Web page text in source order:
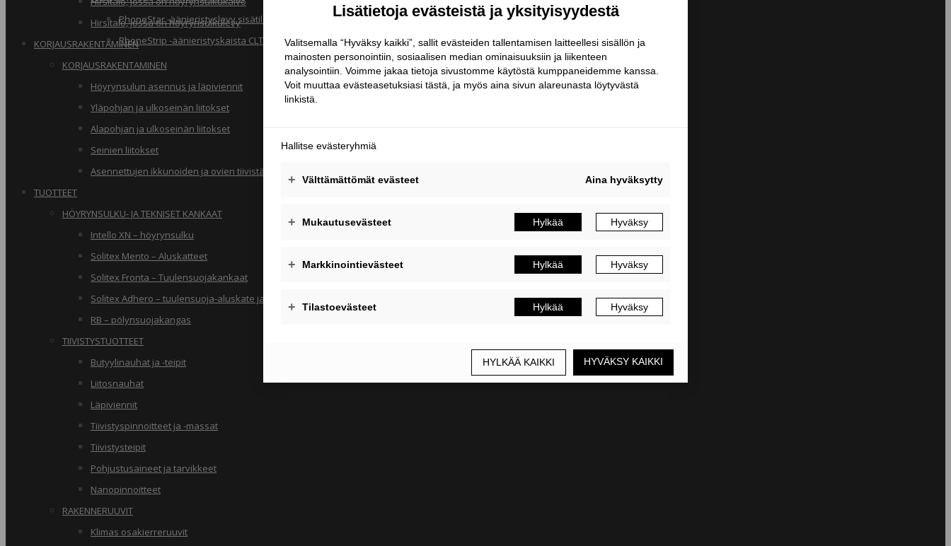
PhoneStar -äänieristyslevy sisätiloihin
PhoneStrip -äänieristyskaista CLT-rakenteille
Hirsitalo, jossa on höyrynsulkulevy
KORJAUSRAKENTAMINEN
KORJAUSRAKENTAMINEN
Höyrynsulun asennus ja läpiviennit
Yläpohjan ja ulkoseinän liitokset
Alapohjan ja ulkoseinän liitokset
Seinien liitokset
Asennettujen ikkunoiden ja ovien tiivistäminen
TUOTTEET
HÖYRYNSULKU- JA TEKNISET KANKAAT
Intello XN – höyrynsulku
Solitex Mento – Aluskatteet
Solitex Fronta – Tuulensuojakankaat
Solitex Adhero – tuulensuoja-aluskate ja rakennusaikainen sääsuoja
RB – pölynsuojakangas
TIIVISTYSTUOTTEET
Butyylinauhat ja -teipit
Liitosnauhat
Läpiviennit
Tiivistyspinnoitteet ja -massat
Tiivistysteipit
Pohjustusaineet ja tarvikkeet
Nanopinnoitteet
RAKENNERUUVIT
Klimas osakierreruuvit